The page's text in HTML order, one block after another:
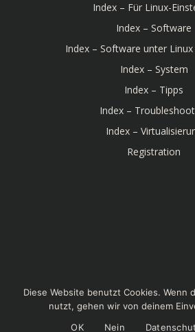
Index – Für Linux-
Index – Software
Index – Software unter
Index – System
Index – Tipps
Index –
Index –
Registration
© 2026 Linux-Bibel. Created for
andColibri
Diese Website benutzt Cookies. Wenn
nutzt, gehen wir von deinem
OK
Nein